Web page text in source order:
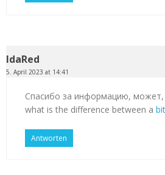
IdaRed
5. April 2023 at 14:41
Спасибо за информацию,
what is the difference between a
Antworten